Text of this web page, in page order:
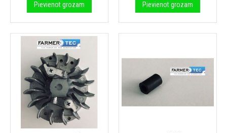
Pievienot grozam Pievienot grozam